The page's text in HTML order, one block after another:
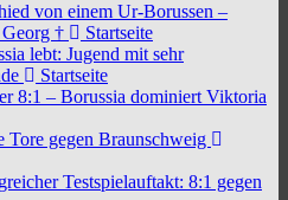
von einem Ur-Borussen –
†
Startseite
lebt: Jugend mit sehr
Startseite
8:1 – Borussia dominiert Viktoria
Tore gegen Braunschweig
Testspielauftakt: 8:1 gegen